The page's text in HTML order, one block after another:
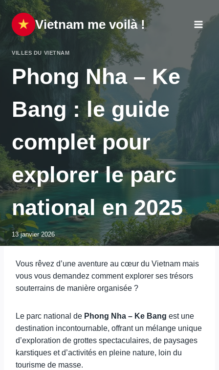
Aller
au
contenu
Vietnam me voilà !
VILLES DU VIETNAM
Phong Nha – Ke
Bang : le guide
complet pour
explorer le parc
national en 2025
13 janvier 2026
Vous rêvez d’une aventure au cœur du Vietnam mais
vous vous demandez comment explorer ses trésors
souterrains de manière organisée ?
Le parc national de Phong Nha – Ke Bang est une
destination incontournable, offrant un mélange unique
d’exploration de grottes spectaculaires, de paysages
karstiques et d’activités en pleine nature, loin du
tourisme de masse.